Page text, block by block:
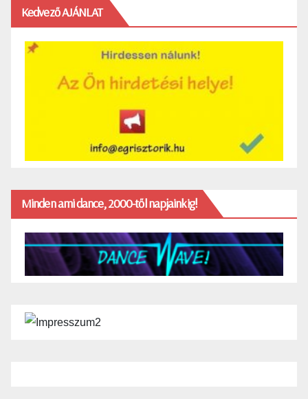
Kedvező AJÁNLAT
Minden ami dance, 2000-től napjainkig!